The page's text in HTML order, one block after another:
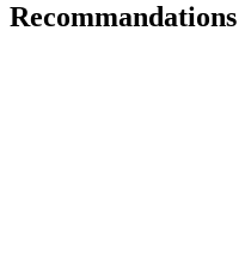
Recommandations